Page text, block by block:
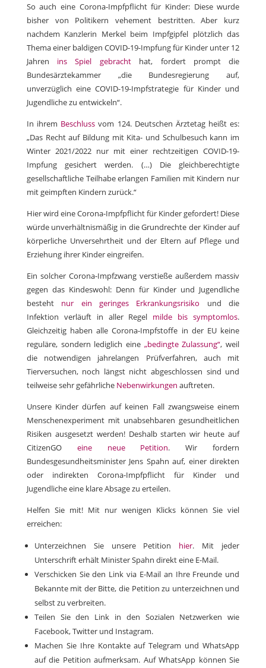
So auch eine Corona-Impfpflicht für Kinder: Diese wurde
bisher von Politikern vehement bestritten. Aber kurz
nachdem Kanzlerin Merkel beim Impfgipfel plötzlich das
Thema einer baldigen COVID-19-Impfung für Kinder unter 12
Jahren ins Spiel gebrachthat, fordert prompt die
Bundesärztekammer „die Bundesregierung auf,
unverzüglich eine COVID-19-Impfstrategie für Kinder und
Jugendliche zu entwickeln“.
In ihrem Beschluss vom 124. Deutschen Ärztetag heißt es:
„Das Recht auf Bildung mit Kita- und Schulbesuch kann im
Winter 2021/2022 nur mit einer rechtzeitigen COVID-19-
Impfung gesichert werden. (…) Die gleichberechtigte
gesellschaftliche Teilhabe erlangen Familien mit Kindern nur
mit geimpften Kindern zurück.“
Hier wird eine Corona-Impfpflicht für Kinder gefordert! Diese
würde unverhältnismäßig in die Grundrechte der Kinder auf
körperliche Unversehrtheit und der Eltern auf Pflege und
Erziehung ihrer Kinder eingreifen.
Ein solcher Corona-Impfzwang verstieße außerdem massiv
gegen das Kindeswohl: Denn für Kinder und Jugendliche
besteht nur ein geringes Erkrankungsrisiko und die
Infektion verläuft in aller Regel milde bis symptomlos.
Gleichzeitig haben alle Corona-Impfstoffe in der EU keine
reguläre, sondern lediglich eine „bedingte Zulassung“, weil
die notwendigen jahrelangen Prüfverfahren, auch mit
Tierversuchen, noch längst nicht abgeschlossen sind und
teilweise sehr gefährliche Nebenwirkungen auftreten.
Unsere Kinder dürfen auf keinen Fall zwangsweise einem
Menschenexperiment mit unabsehbaren gesundheitlichen
Risiken ausgesetzt werden! Deshalb starten wir heute auf
CitizenGO eine neue Petition. Wir fordern
Bundesgesundheitsminister Jens Spahn auf, einer direkten
oder indirekten Corona-Impfpflicht für Kinder und
Jugendliche eine klare Absage zu erteilen.
Helfen Sie mit! Mit nur wenigen Klicks können Sie viel
erreichen:
Unterzeichnen Sie unsere Petition hier. Mit jeder
Unterschrift erhält Minister Spahn direkt eine E-Mail.
Verschicken Sie den Link via E-Mail an Ihre Freunde und
Bekannte mit der Bitte, die Petition zu unterzeichnen und
selbst zu verbreiten.
Teilen Sie den Link in den Sozialen Netzwerken wie
Facebook, Twitter und Instagram.
Machen Sie Ihre Kontakte auf Telegram und WhatsApp
auf die Petition aufmerksam. Auf WhatsApp können Sie